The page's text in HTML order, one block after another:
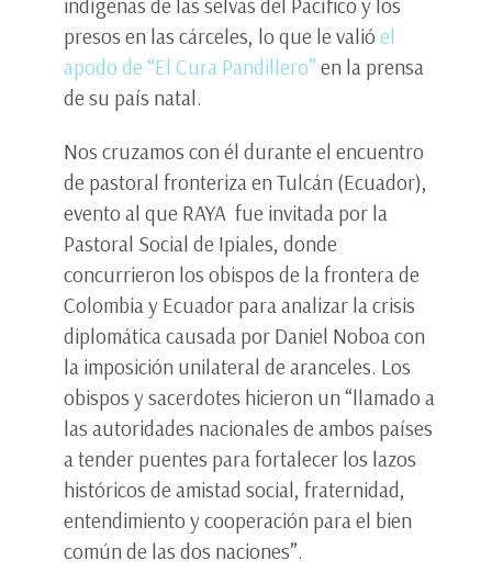
indígenas de las selvas del Pacífico y los
presos en las cárceles, lo que le valió el
apodo de “El Cura Pandillero” en la prensa
de su país natal.
Nos cruzamos con él durante el encuentro
de pastoral fronteriza en Tulcán (Ecuador),
evento al que RAYA fue invitada por la
Pastoral Social de Ipiales, donde
concurrieron los obispos de la frontera de
Colombia y Ecuador para analizar la crisis
diplomática causada por Daniel Noboa con
la imposición unilateral de aranceles. Los
obispos y sacerdotes hicieron un “llamado a
las autoridades nacionales de ambos países
a tender puentes para fortalecer los lazos
históricos de amistad social, fraternidad,
entendimiento y cooperación para el bien
común de las dos naciones”.